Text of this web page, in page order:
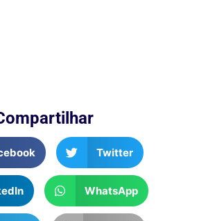
Twitter
WhatsApp